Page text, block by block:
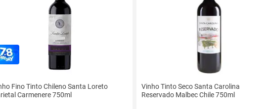
Fino Tinto Chileno Santa Loreto
Carmenere 750ml
Vinho Tinto Seco Santa Carolina
Reservado Malbec Chile 750ml